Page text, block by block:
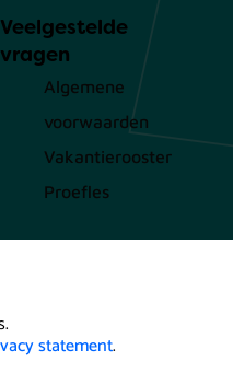
statement.
Veelgestelde
vragen
Algemene
voorwaarden
Vakantierooster
Proefles